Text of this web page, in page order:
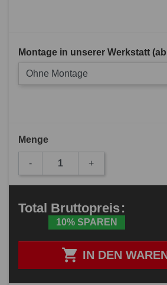
Montage in unserer Werkstatt (ab
Ohne Montage
Menge
- +
 IN DEN
Total Bruttopreis:
10% SPAREN